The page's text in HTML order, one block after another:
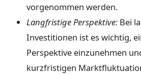
vorgenommen werden.
Langfristige Perspektive: Bei
Investitionen ist es wichtig,
Perspektive einzunehmen
kurzfristigen